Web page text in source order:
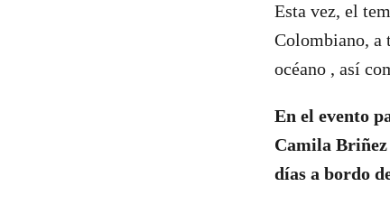
Esta vez, el
Colombiano, a
océano , así
En el evento
Camila
días a bordo